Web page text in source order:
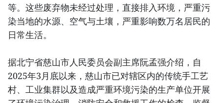
等。这些废弃物未经过处理，直接排入环境，严重污
染当地的水源、空气与土壤，严重影响数万名居民的
日常生活。
据北宁省慈山市人民委员会副主席阮孟强介绍，自
2025年3月底以来，慈山市已对辖区内的传统手工艺
村、工业集群以及造成严重环境污染的生产单位开展